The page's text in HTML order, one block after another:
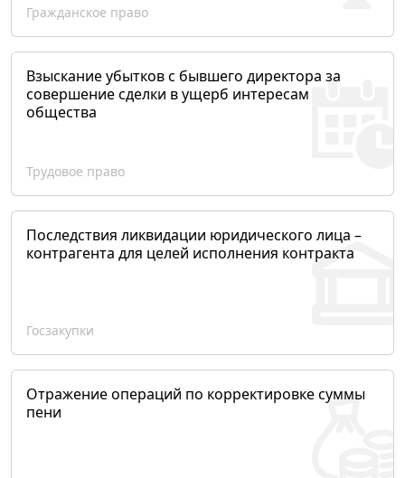
Гражданское право
Взыскание убытков с бывшего директора за
совершение сделки в ущерб интересам
общества
Трудовое право
Последствия ликвидации юридического лица –
контрагента для целей исполнения контракта
Госзакупки
Отражение операций по корректировке суммы
пени